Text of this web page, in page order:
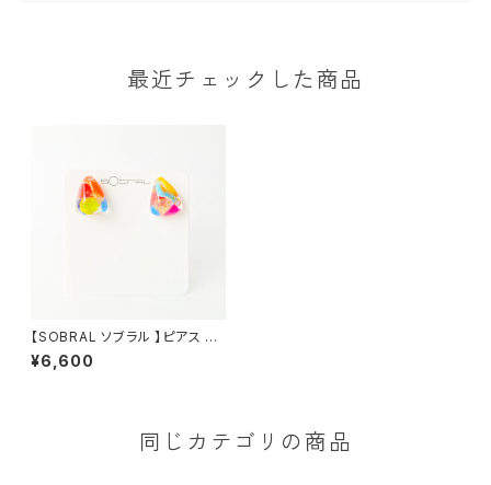
最近チェックした商品
【SOBRAL ソブラル 】ピアス BR
RESERVA PRETERITO
¥6,600
同じカテゴリの商品